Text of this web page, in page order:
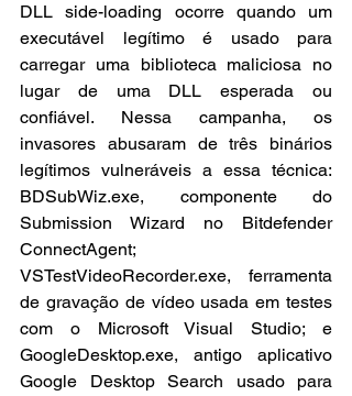
DLL side-loading ocorre quando um
executável legítimo é usado para
carregar uma biblioteca maliciosa no
lugar de uma DLL esperada ou
confiável. Nessa campanha, os
invasores abusaram de três binários
legítimos vulneráveis a essa técnica:
BDSubWiz.exe, componente do
Submission Wizard no Bitdefender
ConnectAgent;
VSTestVideoRecorder.exe, ferramenta
de gravação de vídeo usada em testes
com o Microsoft Visual Studio; e
GoogleDesktop.exe, antigo aplicativo
Google Desktop Search usado para